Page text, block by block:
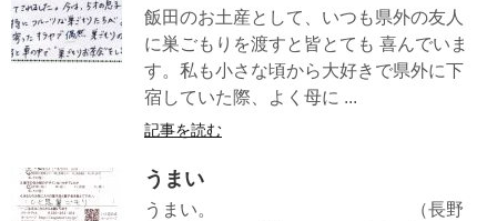
飯田のお土産として、いつも県外の友人
に巣ごもりを渡すと皆とても 喜んでいま
す。私も小さな頃から大好きで県外に下
宿していた際、よく母に ...
記事を読む
うまい
うまい。 （長野